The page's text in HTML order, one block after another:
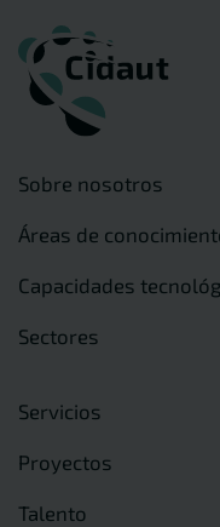
Sobre nosotros
Áreas de
Capacidades
Sectores
Servicios
Proyectos
Talento